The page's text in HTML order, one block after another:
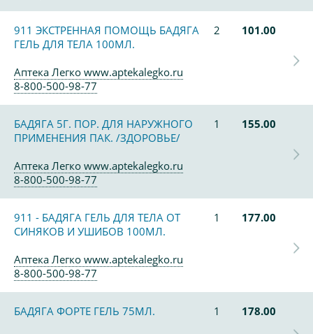
911 ЭКСТРЕННАЯ ПОМОЩЬ БАДЯГА
ГЕЛЬ ДЛЯ ТЕЛА 100МЛ.
2 101.00
Аптека Легко www.aptekalegko.ru
8-800-500-98-77
БАДЯГА 5Г. ПОР. ДЛЯ НАРУЖНОГО
ПРИМЕНЕНИЯ ПАК. /ЗДОРОВЬЕ/
1 155.00
Аптека Легко www.aptekalegko.ru
8-800-500-98-77
911 - БАДЯГА ГЕЛЬ ДЛЯ ТЕЛА ОТ
СИНЯКОВ И УШИБОВ 100МЛ.
1 177.00
Аптека Легко www.aptekalegko.ru
8-800-500-98-77
БАДЯГА ФОРТЕ ГЕЛЬ 75МЛ. 1
178.00